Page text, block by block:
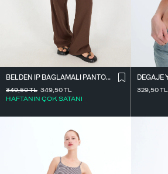
BELDEN İ̇P BAĞLAMALI PANTOLON PN16372-İ6
349,50TL
HAFTANIN ÇOK SATANI
349,50TL
329,50TL